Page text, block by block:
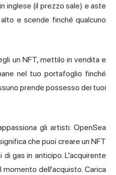
inglese (il prezzo sale) e aste
e scende finché qualcuno
un NFT, mettilo in vendita e
nel tuo portafoglio finché
prende possesso dei tuoi
gli artisti. OpenSea
che puoi creare un NFT
gas in anticipo. L'acquirente
momento dell'acquisto. Carica